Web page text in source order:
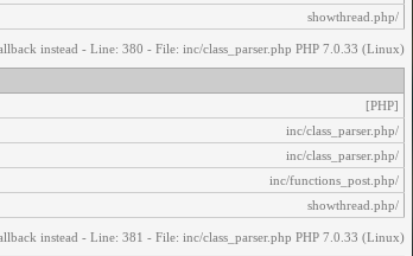
/showthread.php
instead - Line: 380 - File: inc/class_parser.php PHP 7.0.33 (Linux)
[PHP]
/inc/class_parser.php
/inc/class_parser.php
/inc/functions_post.php
/showthread.php
instead - Line: 381 - File: inc/class_parser.php PHP 7.0.33 (Linux)